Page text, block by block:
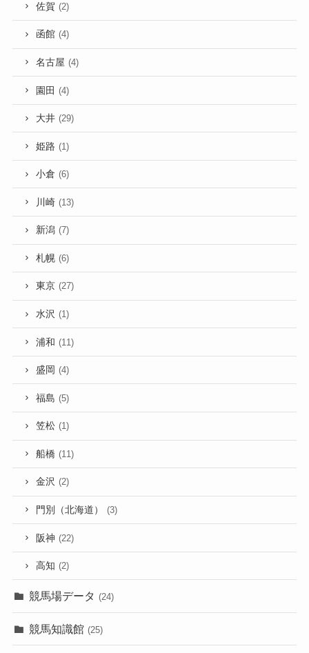
佐賀 (2)
函館 (4)
名古屋 (4)
園田 (4)
大井 (29)
姫路 (1)
小倉 (6)
川崎 (13)
新潟 (7)
札幌 (6)
東京 (27)
水沢 (1)
浦和 (11)
盛岡 (4)
福島 (5)
笠松 (1)
船橋 (11)
金沢 (2)
門別（北海道） (3)
阪神 (22)
高知 (2)
競馬場データ (24)
競馬知識館 (25)